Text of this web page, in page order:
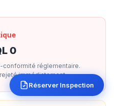
0
conformité réglementaire.
immédiatement.
Réserver Inspection